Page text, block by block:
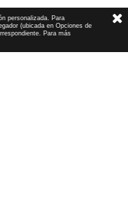
personalizada. Para
(ubicada en Opciones de
Para más